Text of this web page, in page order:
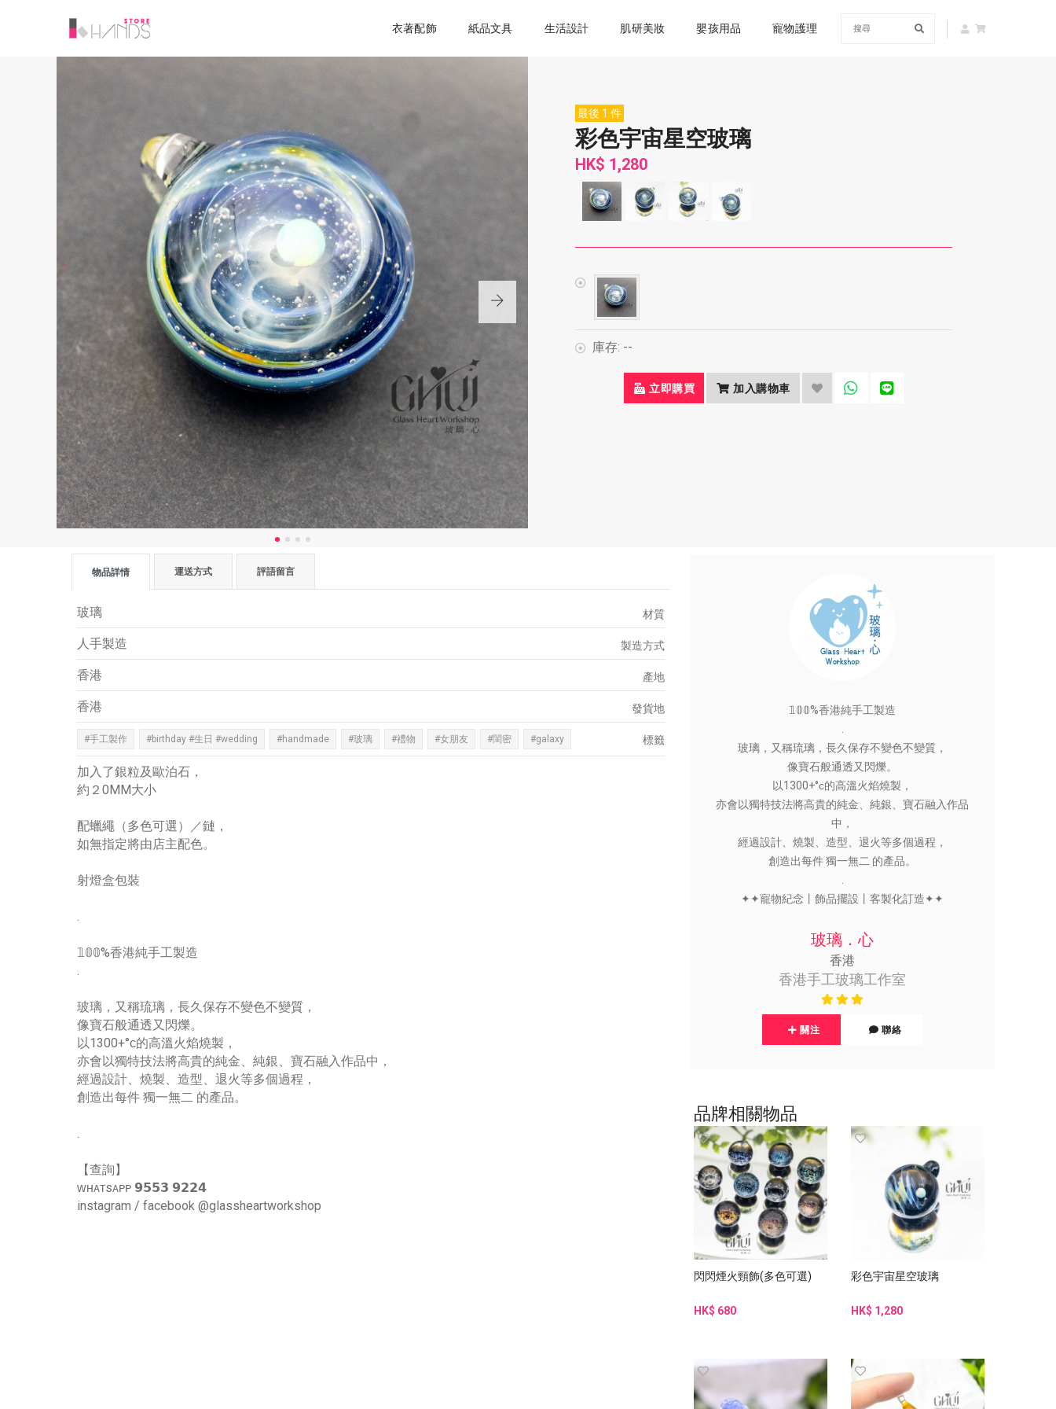
衣著配飾 紙品文具 生活設計 肌研美妝 嬰孩用品 寵物護理
最後 1 件
彩色宇宙星空玻璃
HK$ 1,280
庫存: --
立即購買 加入購物車
物品詳情 運送方式 評語留言
材質
玻璃
製造方式
人手製造
產地
香港
發貨地
香港
標籤
#手工製作 #birthday #生日 #wedding #handmade #玻璃 #禮物 #女朋友 #閨密 #galaxy
加入了銀粒及歐泊石，
約２0MM大小
配蠟繩（多色可選）／鏈，
如無指定將由店主配色。
射燈盒包裝
.
𝟙𝟘𝟘%香港純手工製造
.
玻璃，又稱琉璃，長久保存不變色不變質，
像寶石般通透又閃爍。
以1300+°ᴄ的高溫火焰燒製，
亦會以獨特技法將高貴的純金、純銀、寶石融入作品中，
經過設計、燒製、造型、退火等多個過程，
創造出每件 獨一無二 的產品。
.
【查詢】
ᴡʜᴀᴛsᴀᴘᴘ 𝟵𝟱𝟱𝟯 𝟵𝟮𝟮𝟰
instagram / facebook @glassheartworkshop
𝟙𝟘𝟘%香港純手工製造
玻璃，又稱琉璃，長久保存不變色不變質，
像寶石般通透又閃爍。
以1300+°ᴄ的高溫火焰燒製，
亦會以獨特技法將高貴的純金、純銀、寶石融入作品
中，
經過設計、燒製、造型、退火等多個過程，
創造出每件 獨一無二 的產品。
✦✦寵物紀念丨飾品擺設丨客製化訂造✦✦
玻璃．心
香港
香港手工玻璃工作室
關注 聯絡
品牌相關物品
閃閃煙火頸飾(多色可選)
HK$ 680
彩色宇宙星空玻璃
HK$ 1,280